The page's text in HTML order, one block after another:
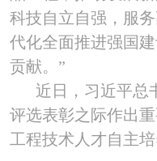
科技自立自强，服
代化全面推进强国
贡献。”
近日，习近平总
评选表彰之际作出
工程技术人才自主培